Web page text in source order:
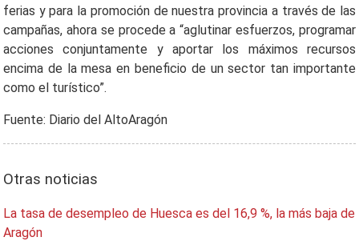
ferias y para la promoción de nuestra provincia a través de las
campañas, ahora se procede a “aglutinar esfuerzos, programar
acciones conjuntamente y aportar los máximos recursos
encima de la mesa en beneficio de un sector tan importante
como el turístico”.
Fuente: Diario del AltoAragón
Otras noticias
La tasa de desempleo de Huesca es del 16,9 %, la más baja de
Aragón